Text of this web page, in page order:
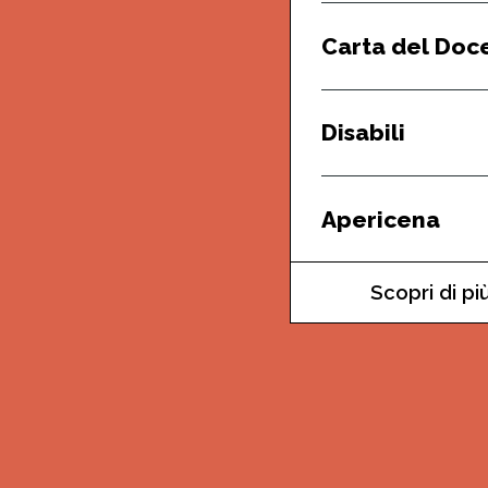
Carta del
Disabili
Apericena
Scopri di